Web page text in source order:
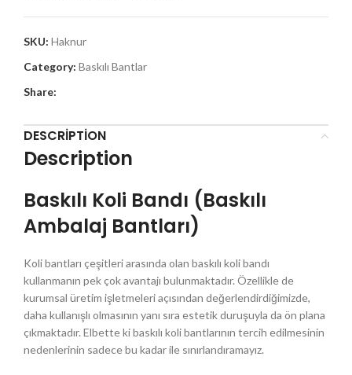
SKU: Haknur
Category: Baskılı Bantlar
Share:
DESCRIPTION
Description
Baskılı Koli Bandı (Baskılı
Ambalaj Bantları)
Koli bantları çeşitleri arasında olan baskılı koli bandı
kullanmanın pek çok avantajı bulunmaktadır. Özellikle de
kurumsal üretim işletmeleri açısından değerlendirdiğimizde,
daha kullanışlı olmasının yanı sıra estetik duruşuyla da ön plana
çıkmaktadır. Elbette ki baskılı koli bantlarının tercih edilmesinin
nedenlerinin sadece bu kadar ile sınırlandıramayız.